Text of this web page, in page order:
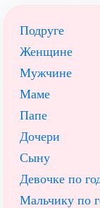
Подруге
Женщине
Мужчине
Маме
Папе
Дочери
Сыну
Девочке по
Мальчику по